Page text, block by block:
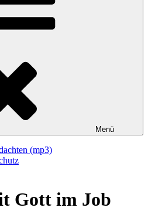
Menü
(mp3)
Gott im Job